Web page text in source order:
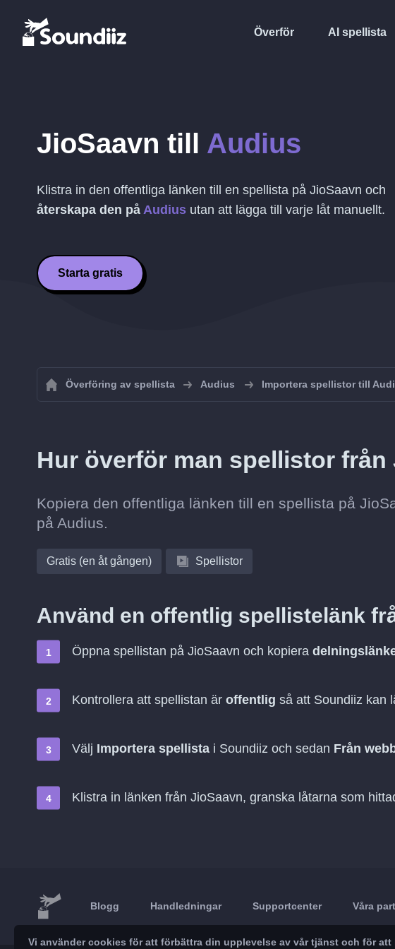
Överför AI spellista
JioSaavn till Audius
Klistra in den offentliga länken till en spellista på JioSaavn och
återskapa den på Audius utan att lägga till varje låt manuellt.
Starta gratis
Överföring av spellista Audius Importera spellistor till
Hur överför man spellistor
Kopiera den offentliga länken till en spellista på
på Audius.
Gratis (en åt gången) Spellistor
Använd en offentlig spellistelänk
Öppna spellistan på JioSaavn och kopiera
Kontrollera att spellistan är offentlig så att Soundiiz kan
Välj Importera spellista i Soundiiz och sedan Från
Klistra in länken från JioSaavn, granska låtarna som
Blogg Handledningar Supportcenter Våra
Vi använder cookies för att förbättra din upplevelse av vår tjänst och för